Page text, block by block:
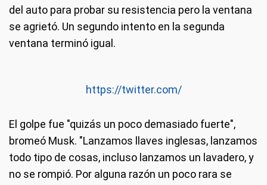
del auto para probar su resistencia pero la ventana
se agrietó. Un segundo intento en la segunda
ventana terminó igual.
https://twitter.com/
El golpe fue "quizás un poco demasiado fuerte",
bromeó Musk. "Lanzamos llaves inglesas, lanzamos
todo tipo de cosas, incluso lanzamos un lavadero, y
no se rompió. Por alguna razón un poco rara se